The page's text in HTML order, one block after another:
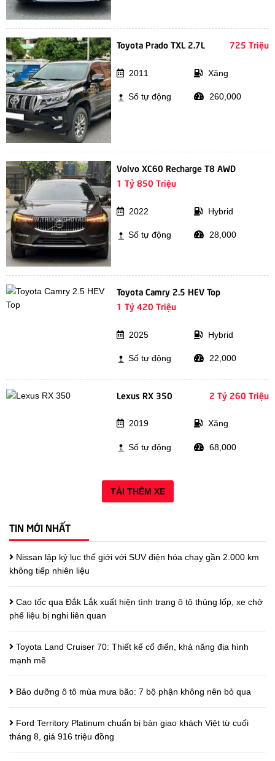
Toyota Prado TXL 2.7L 725 Triệu
2011 Xăng
Số tự động 260,000
Volvo XC60 Recharge T8 AWD
1 Tỷ 850 Triệu
2022 Hybrid
Số tự động 28,000
Toyota Camry 2.5 HEV Top
1 Tỷ 420 Triệu
2025 Hybrid
Số tự động 22,000
Lexus RX 350 2 Tỷ 260 Triệu
2019 Xăng
Số tự động 68,000
TẢI THÊM XE
TIN MỚI NHẤT
Nissan lập kỷ lục thế giới với SUV điện hóa chạy gần 2.000 km
không tiếp nhiên liệu
Cao tốc qua Đắk Lắk xuất hiện tình trạng ô tô thủng lốp, xe chở
phế liệu bị nghi liên quan
Toyota Land Cruiser 70: Thiết kế cổ điển, khả năng địa hình
mạnh mẽ
Bảo dưỡng ô tô mùa mưa bão: 7 bộ phận không nên bỏ qua
Ford Territory Platinum chuẩn bị bàn giao khách Việt từ cuối
tháng 8, giá 916 triệu đồng